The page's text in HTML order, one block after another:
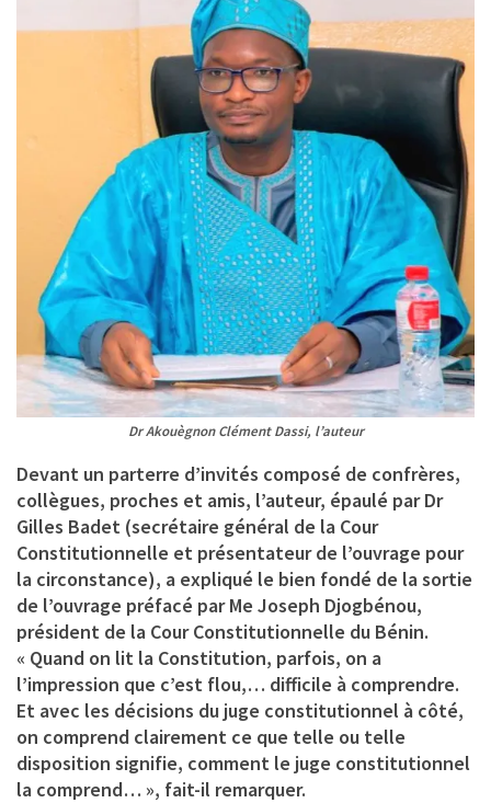
Dr Akouègnon Clément Dassi, l’auteur
Devant un parterre d’invités composé de confrères,
collègues, proches et amis, l’auteur, épaulé par Dr
Gilles Badet (secrétaire général de la Cour
Constitutionnelle et présentateur de l’ouvrage pour
la circonstance), a expliqué le bien fondé de la sortie
de l’ouvrage préfacé par Me Joseph Djogbénou,
président de la Cour Constitutionnelle du Bénin.
« Quand on lit la Constitution, parfois, on a
l’impression que c’est flou,… difficile à comprendre.
Et avec les décisions du juge constitutionnel à côté,
on comprend clairement ce que telle ou telle
disposition signifie, comment le juge constitutionnel
la comprend… », fait-il remarquer.